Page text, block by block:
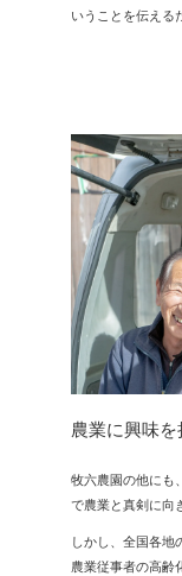
いうことを伝える
農業に興味
牧六農園の他にも
で農業と真剣に向
しかし、全国各地
農業従事者の高齢